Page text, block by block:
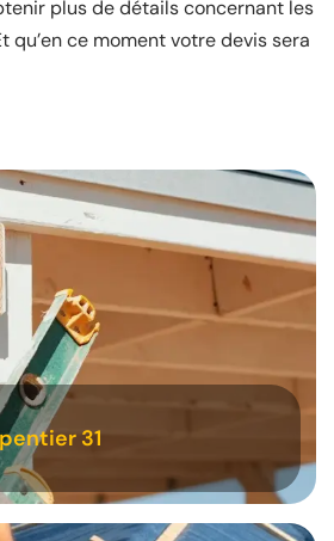
plus de détails concernant les
qu’en ce moment votre devis sera
31